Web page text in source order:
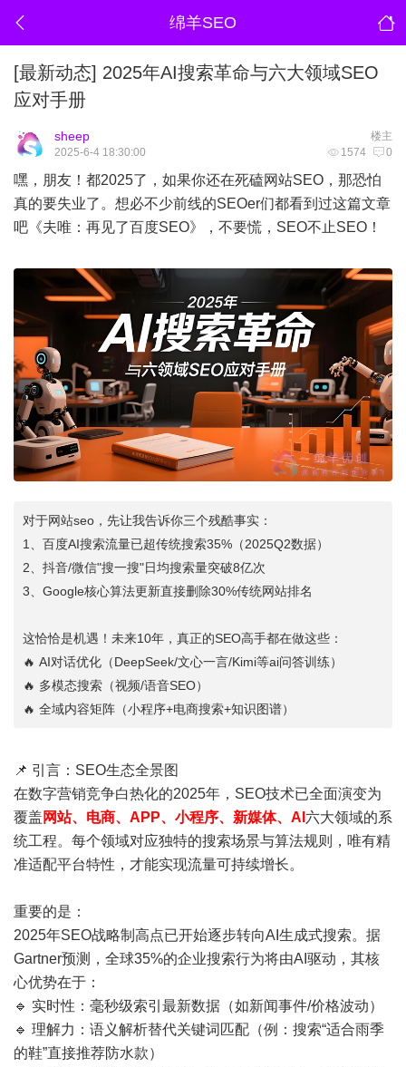
绵羊SEO
[最新动态] 2025年AI搜索革命与六大领域SEO
应对手册
楼主
sheep
1574 0
2025-6-4 18:30:00
嘿，朋友！都2025了，如果你还在死磕网站SEO，那恐怕
真的要失业了。想必不少前线的SEOer们都看到过这篇文章
吧《夫唯：再见了百度SEO》，不要慌，SEO不止SEO！
对于网站seo，先让我告诉你三个残酷事实：
1、百度AI搜索流量已超传统搜索35%（2025Q2数据）
2、抖音/微信"搜一搜"日均搜索量突破8亿次
3、Google核心算法更新直接删除30%传统网站排名
这恰恰是机遇！未来10年，真正的SEO高手都在做这些：
🔥 AI对话优化（DeepSeek/文心一言/Kimi等ai问答训练）
🔥 多模态搜索（视频/语音SEO）
🔥 全域内容矩阵（小程序+电商搜索+知识图谱）
📌 引言：SEO生态全景图
在数字营销竞争白热化的2025年，SEO技术已全面演变为
覆盖 网站、电商、APP、小程序、新媒体、AI 六大领域的系
统工程。每个领域对应独特的搜索场景与算法规则，唯有精
准适配平台特性，才能实现流量可持续增长。
重要的是：
2025年SEO战略制高点已开始逐步转向AI生成式搜索。据
Gartner预测，全球35%的企业搜索行为将由AI驱动，其核
心优势在于：
🔹 实时性：毫秒级索引最新数据（如新闻事件/价格波动）
🔹 理解力：语义解析替代关键词匹配（例：搜索“适合雨季
的鞋”直接推荐防水款）